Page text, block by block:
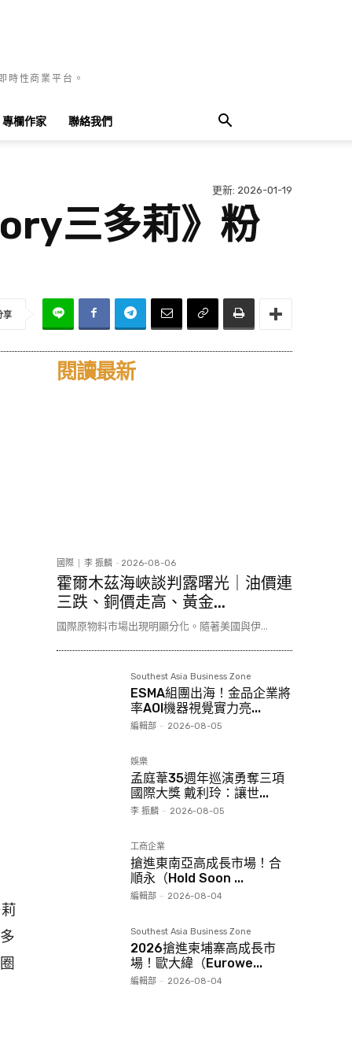
時性商業平台。
專欄作家 聯絡我們
更新: 2026-01-19
三多莉》粉
享
閱讀最新
國際 李 振麟 - 2026-08-06
霍爾木茲海峽談判露曙光｜油價連
三跌、銅價走高、黃金...
國際原物料市場出現明顯分化。隨著美國與伊...
Southest Asia Business Zone
ESMA組團出海！金品企業將
率AOI機器視覺實力亮...
編輯部 - 2026-08-05
娛樂
孟庭葦35週年巡演勇奪三項
國際大獎 戴利玲：讓世...
李 振麟 - 2026-08-05
工商企業
搶進東南亞高成長市場！合
順永（Hold Soon ...
編輯部 - 2026-08-04
Southest Asia Business Zone
2026搶進柬埔寨高成長市
場！歐大緯（Eurowe...
編輯部 - 2026-08-04